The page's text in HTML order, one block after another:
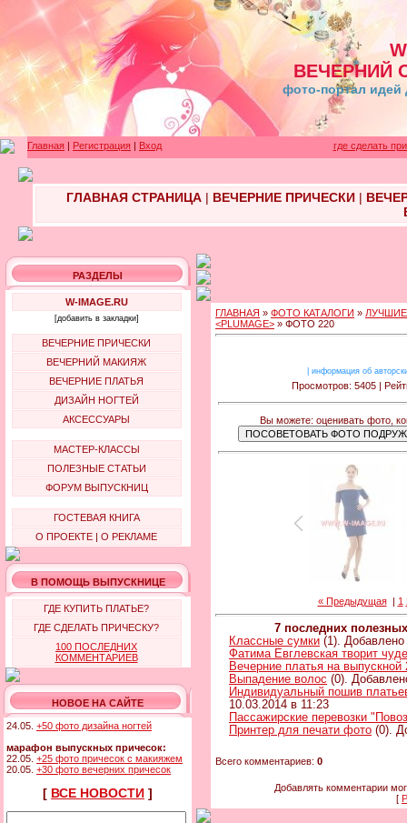
ВЕЧЕРНИЙ
фото-портал идей
Главная | Регистрация | Вход где сделать
ГЛАВНАЯ СТРАНИЦА| ВЕЧЕРНИЕ ПРИЧЕСКИ|
РАЗДЕЛЫ
W-IMAGE.RU
[добавить в закладки]
ВЕЧЕРНИЕ ПРИЧЕСКИ
ВЕЧЕРНИЙ МАКИЯЖ
ВЕЧЕРНИЕ ПЛАТЬЯ
ДИЗАЙН НОГТЕЙ
АКСЕССУАРЫ
МАСТЕР-КЛАССЫ
ПОЛЕЗНЫЕ СТАТЬИ
ФОРУМ ВЫПУСКНИЦ
ГОСТЕВАЯ КНИГА
О ПРОЕКТЕ | О РЕКЛАМЕ
В ПОМОЩЬ ВЫПУСКНИЦЕ
ГДЕ КУПИТЬ ПЛАТЬЕ?
ГДЕ СДЕЛАТЬ ПРИЧЕСКУ?
100 ПОСЛЕДНИХ
КОММЕНТАРИЕВ
НОВОЕ НА САЙТЕ
24.05. +50 фото дизайна ногтей
марафон выпускных причесок:
22.05. +25 фото причесок с макияжем
20.05. +30 фото вечерних причесок
[ ВСЕ НОВОСТИ ]
ГЛАВНАЯ » ФОТО КАТАЛОГИ »
<PLUMAGE> » ФОТО 220
информация об
Просмотров: 5405 |
Вы можете: оценивать фото,
« Предыдущая| 1
7 последних
Классные сумки (1).
Фатима Евглевская творит
Вечерние платья на выпускной
Выпадение волос (0).
Индивидуальный пошив
10.03.2014 в 11:23
Пассажирские перевозки
Принтер для печати фото (0).
Всего комментариев: 0
Добавлять комментарии
[